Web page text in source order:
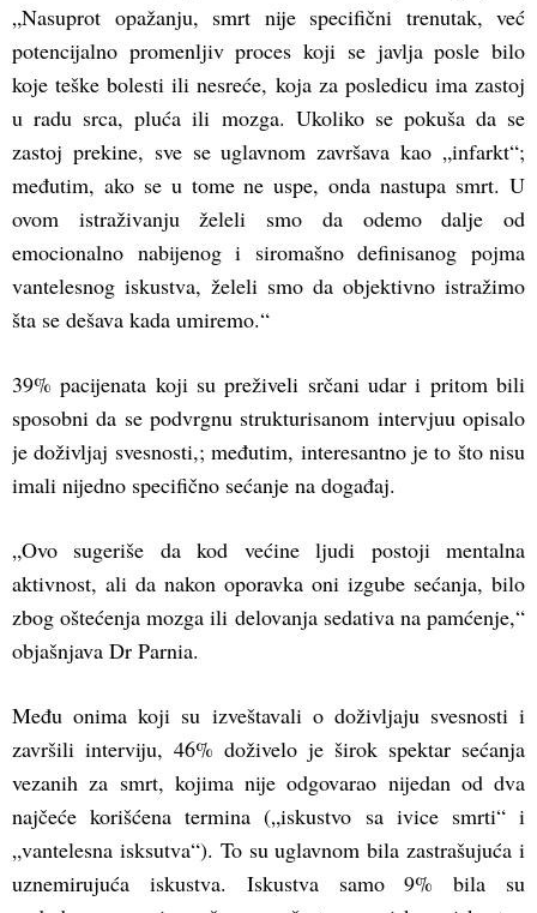
„Nasuprot opažanju, smrt nije specifični trenutak, već
potencijalno promenljiv proces koji se javlja posle bilo
koje teške bolesti ili nesreće, koja za posledicu ima zastoj
u radu srca, pluća ili mozga. Ukoliko se pokuša da se
zastoj prekine, sve se uglavnom završava kao „infarkt“;
međutim, ako se u tome ne uspe, onda nastupa smrt. U
ovom istraživanju želeli smo da odemo dalje od
emocionalno nabijenog i siromašno definisanog pojma
vantelesnog iskustva, želeli smo da objektivno istražimo
šta se dešava kada umiremo.“
39% pacijenata koji su preživeli srčani udar i pritom bili
sposobni da se podvrgnu strukturisanom intervjuu opisalo
je doživljaj svesnosti,; međutim, interesantno je to što nisu
imali nijedno specifično sećanje na događaj.
„Ovo sugeriše da kod većine ljudi postoji mentalna
aktivnost, ali da nakon oporavka oni izgube sećanja, bilo
zbog oštećenja mozga ili delovanja sedativa na pamćenje,“
objašnjava Dr Parnia.
Među onima koji su izveštavali o doživljaju svesnosti i
završili interviju, 46% doživelo je širok spektar sećanja
vezanih za smrt, kojima nije odgovarao nijedan od dva
najčeće korišćena termina („iskustvo sa ivice smrti“ i
„vantelesna isksutva“). To su uglavnom bila zastrašujuća i
uznemirujuća iskustva. Iskustva samo 9% bila su